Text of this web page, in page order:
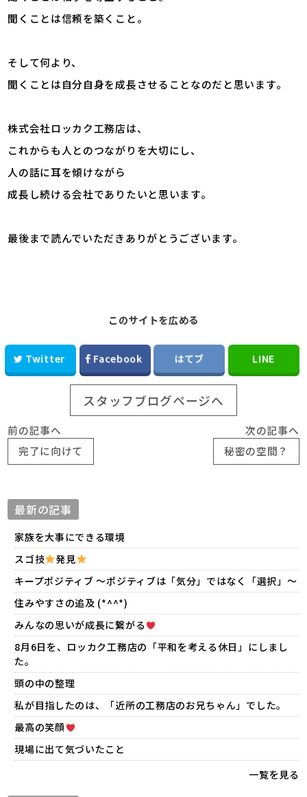
聞くことは信頼を築くこと。
そして何より、
聞くことは自分自身を成長させることなのだと思います。
株式会社ロッカク工務店は、
これからも人とのつながりを大切にし、
人の話に耳を傾けながら
成長し続ける会社でありたいと思います。
最後まで読んでいただきありがとうございます。
このサイトを広める
Twitter Facebook はてブ LINE
スタッフブログページへ
前の記事へ
完了に向けて
次の記事へ
秘密の空間？
最新の記事
家族を大事にできる環境
スゴ技
発見
キープポジティブ 〜ポジティブは「気分」ではなく「選択」〜
住みやすさの追及 (*^^*)
みんなの思いが成長に繋がる
8月6日を、ロッカク工務店の「平和を考える休日」にしまし
た。
頭の中の整理
私が目指したのは、「近所の工務店のお兄ちゃん」でした。
最高の笑顔
現場に出て気づいたこと
一覧を見る